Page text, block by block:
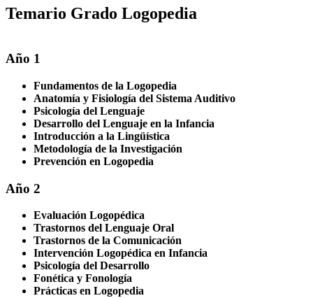
Temario Grado Logopedia
Año 1
Fundamentos de la Logopedia
Anatomía y Fisiología del Sistema Auditivo
Psicología del Lenguaje
Desarrollo del Lenguaje en la Infancia
Introducción a la Lingüística
Metodología de la Investigación
Prevención en Logopedia
Año 2
Evaluación Logopédica
Trastornos del Lenguaje Oral
Trastornos de la Comunicación
Intervención Logopédica en Infancia
Psicología del Desarrollo
Fonética y Fonología
Prácticas en Logopedia